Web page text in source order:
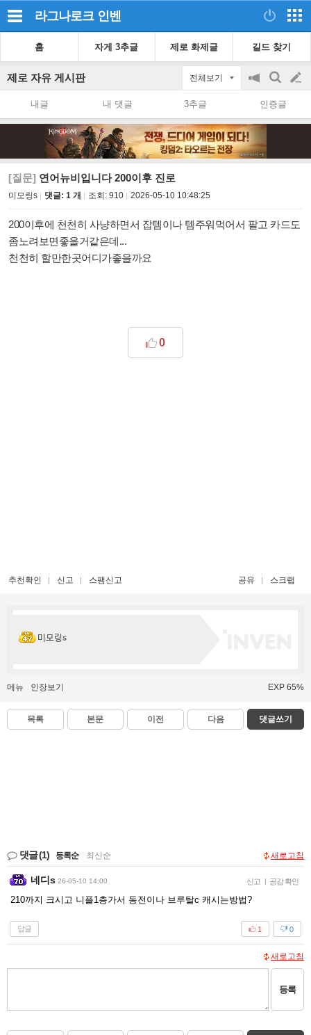
라그나로크 인벤
홈 자게 3추글 제로 화제글 길드 찾기
제로 자유 게시판 전체보기
공
on/off
검
색
글
쓰
내글 내 댓글 3추글 인증글
[질문] 연어뉴비입니다 200이후 진로
미모링s 댓글: 1 개 조회: 910 2026-05-10 10:48:25
200이후에 천천히 사냥하면서 잡템이나 템주워먹어서 팔고 카드도
좀노려보면좋을거같은데...
천천히 할만한곳어디가좋을까요
0
추천확인 신고 스팸신고 공유 스크랩
미모링s
메뉴 인장보기 EXP 65%
목록 본문 이전 다음 댓글쓰기
댓글(1) 등록순 최신순 새로고침
네디s 26-05-10 14:00 신고 | 공감 확인
210까지 크시고 니플1층가서 동전이나 브루탈c 캐시는방법?
답글 0
1
새로고침
등록